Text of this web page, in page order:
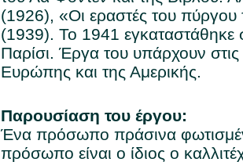
(1926), «Οι εραστές του πύργου
(1939). Το 1941
Παρίσι. Έργα του υπάρχουν στις
Ευρώπης και της Αμερικής.
Παρουσίαση του έργου:
Ένα πρόσωπο πράσινα
πρόσωπο είναι ο ίδιος ο